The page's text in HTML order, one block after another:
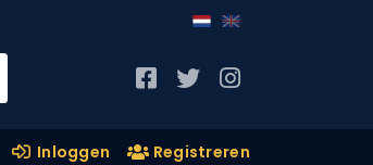
Inloggen Registreren